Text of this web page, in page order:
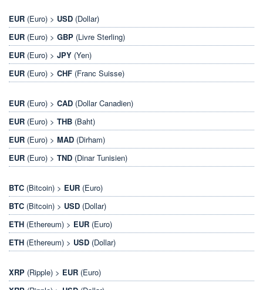
EUR (Euro) > USD (Dollar)
EUR (Euro) > GBP (Livre Sterling)
EUR (Euro) > JPY (Yen)
EUR (Euro) > CHF (Franc Suisse)
EUR (Euro) > CAD (Dollar Canadien)
EUR (Euro) > THB (Baht)
EUR (Euro) > MAD (Dirham)
EUR (Euro) > TND (Dinar Tunisien)
BTC (Bitcoin) > EUR (Euro)
BTC (Bitcoin) > USD (Dollar)
ETH (Ethereum) > EUR (Euro)
ETH (Ethereum) > USD (Dollar)
XRP (Ripple) > EUR (Euro)